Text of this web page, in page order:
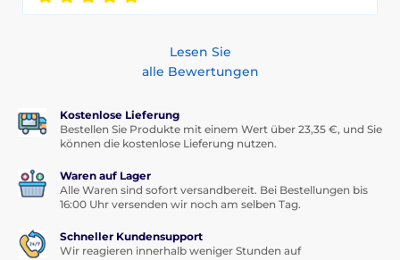
Lesen Sie
alle Bewertungen
Kostenlose Lieferung
Bestellen Sie Produkte mit einem Wert über 23,35 €, und Sie
können die kostenlose Lieferung nutzen.
Waren auf Lager
Alle Waren sind sofort versandbereit. Bei Bestellungen bis
16:00 Uhr versenden wir noch am selben Tag.
Schneller Kundensupport
Wir reagieren innerhalb weniger Stunden auf